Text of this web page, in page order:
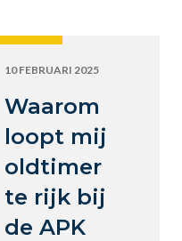
10 FEBRUARI 2025
Waarom
loopt mij
oldtimer
te rijk bij
de APK